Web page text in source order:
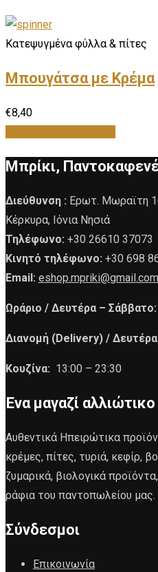
Κατεψυγμένα φύλλα & πίτες
Μπουγάτσα με Kρέμα
€8,40
Μπρίκι,
Διεύθυνση : Ερωτ. Μωραϊτη
Κέρκυρα, Ιόνια Νησιά
Τηλέφωνο: +30 26610 37073
Κινητό τηλέφωνο: +30 698
Email: eshop.mpriki@gmail.com
Ωράριο / Δευτέρα – Σάββατο:
Διανομή (Delivery) /
Κουζίνα: 13:00 – 23:30
Ένα μαγαζί
Αυθεντικά Ηπειρώτικα
κρέμες, πίτες, τυριά, κεφίρ,
ζυμαρικά, βιολογικά
ράφια του παντοπωλείου μας.
Σύνδεσμοι
Επικοινωνία